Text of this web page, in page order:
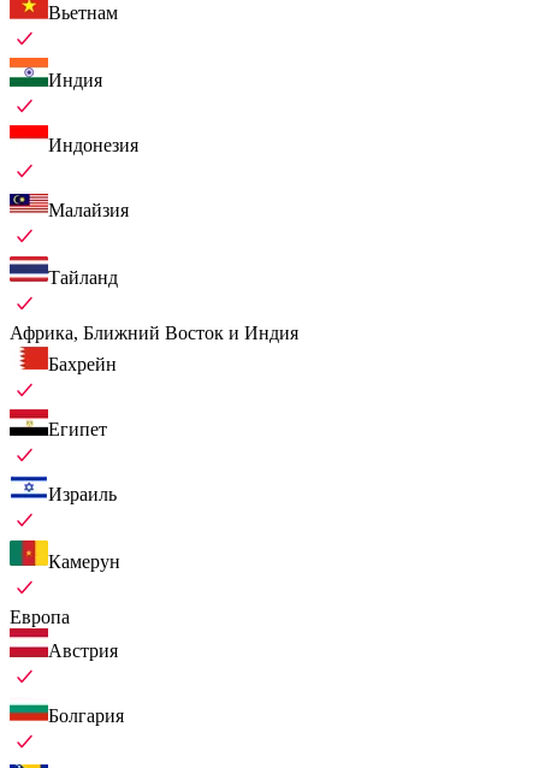
Вьетнам
Индия
Индонезия
Малайзия
Тайланд
Африка, Ближний Восток и Индия
Бахрейн
Египет
Израиль
Камерун
Европа
Австрия
Болгария